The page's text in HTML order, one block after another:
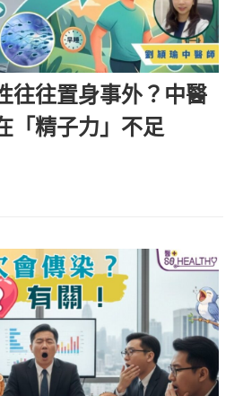
往往置身事外？中醫
「精子力」不足